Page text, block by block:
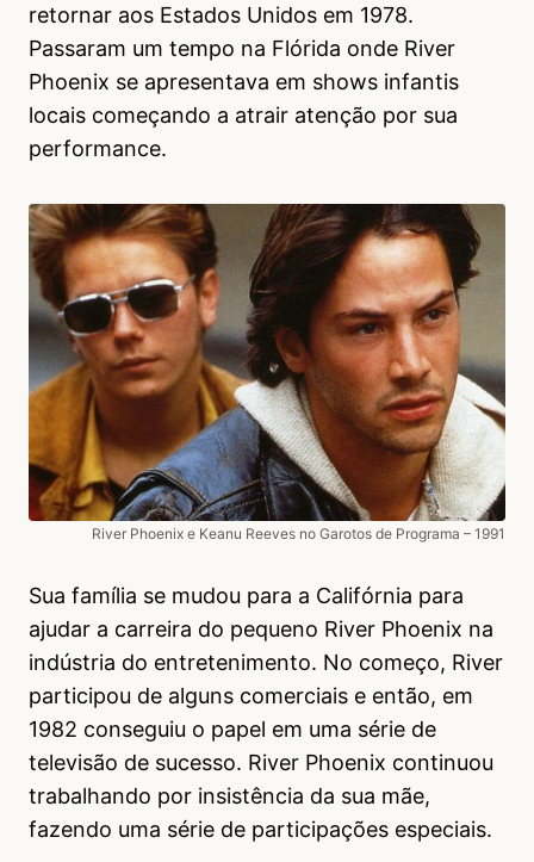
retornar aos Estados Unidos em 1978.
Passaram um tempo na Flórida onde River
Phoenix se apresentava em shows infantis
locais começando a atrair atenção por sua
performance.
River Phoenix e Keanu Reeves no Garotos de Programa – 1991
Sua família se mudou para a Califórnia para
ajudar a carreira do pequeno River Phoenix na
indústria do entretenimento. No começo, River
participou de alguns comerciais e então, em
1982 conseguiu o papel em uma série de
televisão de sucesso. River Phoenix continuou
trabalhando por insistência da sua mãe,
fazendo uma série de participações especiais.